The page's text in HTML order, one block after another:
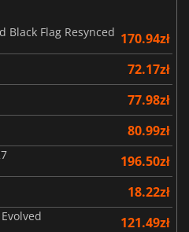
Black Flag Resynced 170.94zł
72.17zł
77.98zł
80.99zł
196.50zł
18.22zł
121.49zł